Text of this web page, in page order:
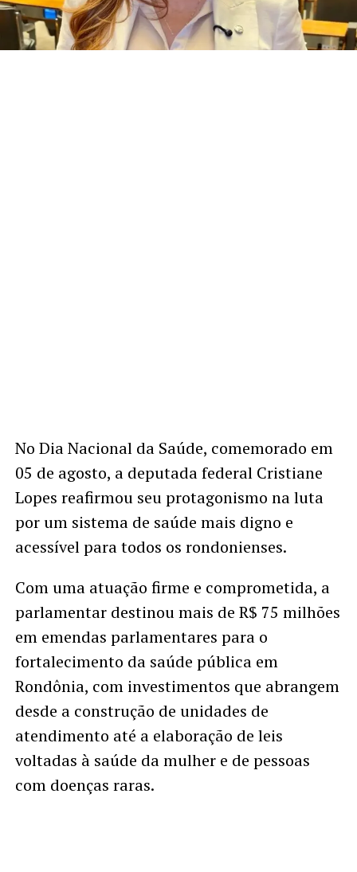
No Dia Nacional da Saúde, comemorado em
05 de agosto, a deputada federal Cristiane
Lopes reafirmou seu protagonismo na luta
por um sistema de saúde mais digno e
acessível para todos os rondonienses.
Com uma atuação firme e comprometida, a
parlamentar destinou mais de R$ 75 milhões
em emendas parlamentares para o
fortalecimento da saúde pública em
Rondônia, com investimentos que abrangem
desde a construção de unidades de
atendimento até a elaboração de leis
voltadas à saúde da mulher e de pessoas
com doenças raras.